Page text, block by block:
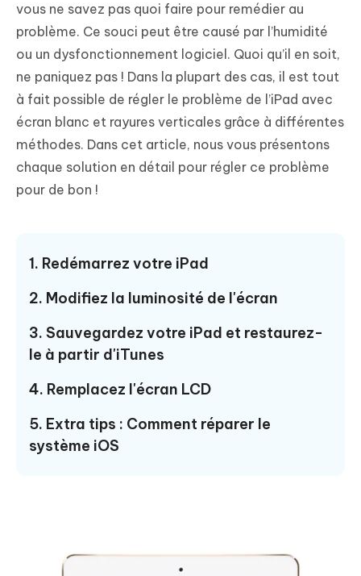
vous ne savez pas quoi faire pour remédier au
problème. Ce souci peut être causé par l’humidité
ou un dysfonctionnement logiciel. Quoi qu’il en soit,
ne paniquez pas ! Dans la plupart des cas, il est tout
à fait possible de régler le problème de l’iPad avec
écran blanc et rayures verticales grâce à différentes
méthodes. Dans cet article, nous vous présentons
chaque solution en détail pour régler ce problème
pour de bon !
1. Redémarrez votre iPad
2. Modifiez la luminosité de l'écran
3. Sauvegardez votre iPad et restaurez-
le à partir d'iTunes
4. Remplacez l'écran LCD
5. Extra tips : Comment réparer le
système iOS